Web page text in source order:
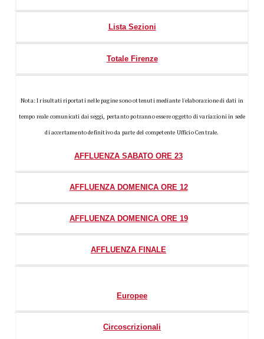
Lista Sezioni
Totale Firenze
Nota: I risultati riportati nelle pagine sono ottenuti mediante l'elaborazione di dati in
tempo reale comunicati dai seggi, pertanto potranno essere oggetto di variazioni in sede
di accertamento definitivo da parte del competente Ufficio Centrale.
AFFLUENZA SABATO ORE 23
AFFLUENZA DOMENICA ORE 12
AFFLUENZA DOMENICA ORE 19
AFFLUENZA FINALE
Europee
Circoscrizionali